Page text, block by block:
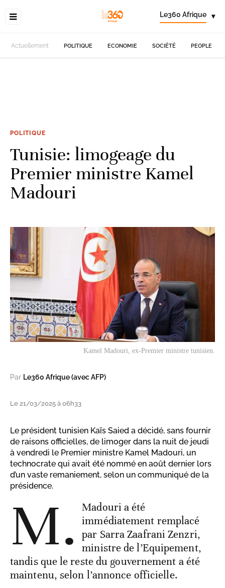
Le360 Afrique ▾
Actuellement POLITIQUE ECONOMIE SOCIÉTÉ PEOPLE
POLITIQUE
Tunisie: limogeage du
Premier ministre Kamel
Madouri
Kamel Madouri, ex-Premier ministre tunisien.
Par Le360 Afrique (avec AFP)
Le 21/03/2025 à 06h33
Le président tunisien Kaïs Saied a décidé, sans fournir
de raisons officielles, de limoger dans la nuit de jeudi
à vendredi le Premier ministre Kamel Madouri, un
technocrate qui avait été nommé en août dernier lors
d’un vaste remaniement, selon un communiqué de la
présidence.
M.
Madouri a été
immédiatement remplacé
par Sarra Zaafrani Zenzri,
ministre de l’Equipement,
tandis que le reste du gouvernement a été
maintenu, selon l’annonce officielle.